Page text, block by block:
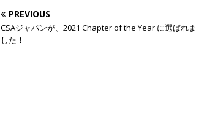
PREVIOUS
CSAジャパンが、2021 Chapter of the Year に選ばれま
した！